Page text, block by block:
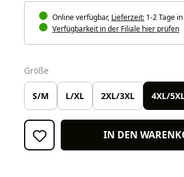
Online verfügbar, Lieferzeit: 1-2 Tage
Verfügbarkeit in der Filiale hier prüfen
Größe
S/M L/XL 2XL/3XL 4XL/
IN DEN